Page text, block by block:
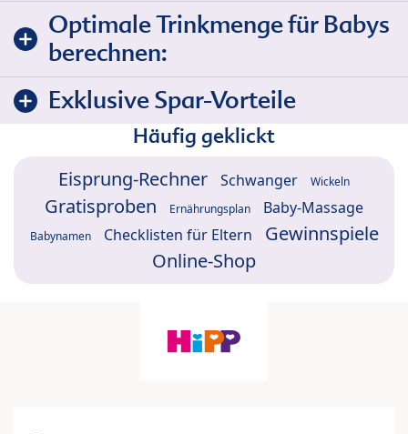
Optimale Trinkmenge für Babys
berechnen:
Exklusive Spar-Vorteile
Häufig geklickt
Eisprung-Rechner Schwanger Wickeln
Gratisproben Ernährungsplan Baby-Massage
Babynamen Checklisten für Eltern
Gewinnspiele
Online-Shop